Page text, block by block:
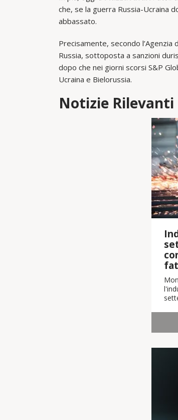
che, se la guerra Russia-Ucraina
abbassato.
Precisamente, secondo
Russia, sottoposta a sanzioni
dopo che nei giorni scorsi S&P
Ucraina e Bielorussia.
Notizie Rilevanti